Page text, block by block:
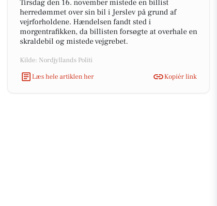
Tirsdag den 16. november mistede en billist
herredømmet over sin bil i Jerslev på grund af
vejrforholdene. Hændelsen fandt sted i
morgentrafikken, da billisten forsøgte at overhale en
skraldebil og mistede vejgrebet.
Kilde: Nordjyllands Politi
Læs hele artiklen her
Kopiér link